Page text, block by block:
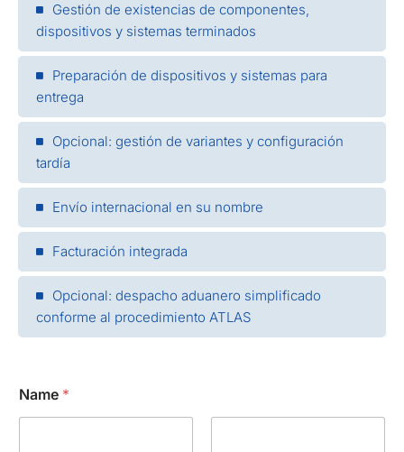
Gestión de existencias de componentes,
dispositivos y sistemas terminados
Preparación de dispositivos y sistemas para
entrega
Opcional: gestión de variantes y configuración
tardía
Envío internacional en su nombre
Facturación integrada
Opcional: despacho aduanero simplificado
conforme al procedimiento ATLAS
Name *